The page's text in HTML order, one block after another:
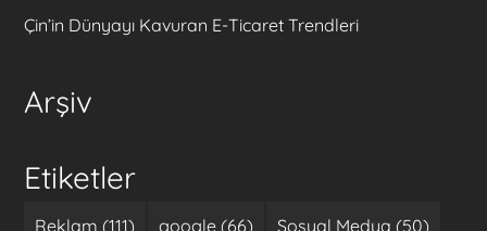
Çin’in Dünyayı Kavuran E-Ticaret Trendleri
Arşiv
Etiketler
Reklam (111) google (66) Sosyal Medya (50)